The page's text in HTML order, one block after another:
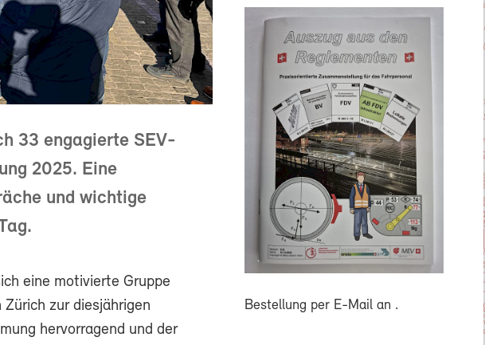
33 engagierte SEV-
2025. Eine
und wichtige
eine motivierte Gruppe
zur diesjährigen
hervorragend und der
Bestellung per E-Mail an .